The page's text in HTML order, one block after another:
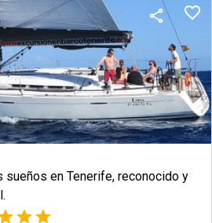
sueños en Tenerife, reconocido y
(1)